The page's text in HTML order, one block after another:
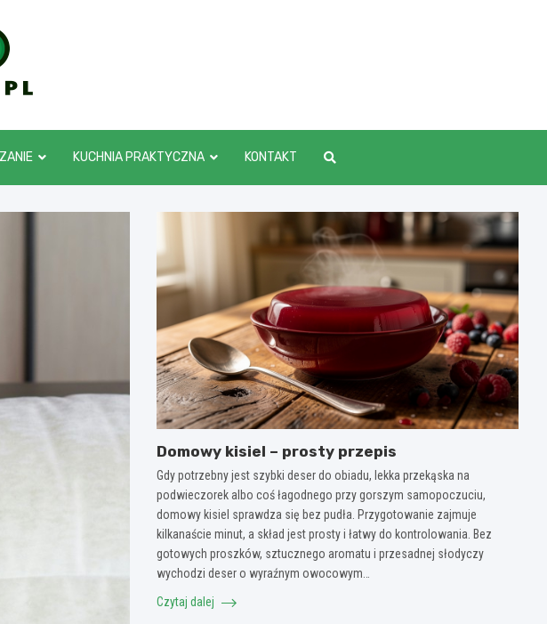
KUCHNIA PRAKTYCZNA KONTAKT
Domowy kisiel – prosty przepis
Gdy potrzebny jest szybki deser do obiadu, lekka przekąska na
podwieczorek albo coś łagodnego przy gorszym samopoczuciu,
domowy kisiel sprawdza się bez pudła. Przygotowanie zajmuje
kilkanaście minut, a skład jest prosty i łatwy do kontrolowania. Bez
gotowych proszków, sztucznego aromatu i przesadnej słodyczy
wychodzi deser o wyraźnym owocowym…
Czytaj dalej